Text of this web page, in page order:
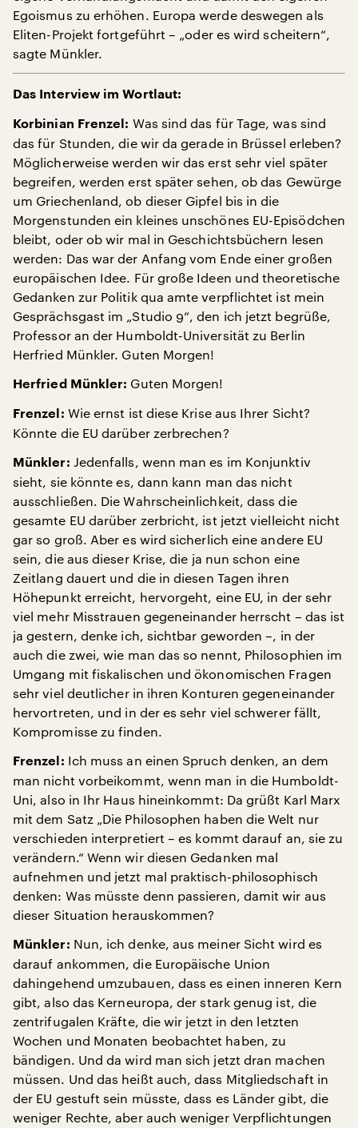
Egoismus zu erhöhen. Europa werde deswegen als
Eliten-Projekt fortgeführt – „oder es wird scheitern“,
sagte Münkler.
Das Interview im Wortlaut:
Korbinian Frenzel: Was sind das für Tage, was sind
das für Stunden, die wir da gerade in Brüssel erleben?
Möglicherweise werden wir das erst sehr viel später
begreifen, werden erst später sehen, ob das Gewürge
um Griechenland, ob dieser Gipfel bis in die
Morgenstunden ein kleines unschönes EU-Episödchen
bleibt, oder ob wir mal in Geschichtsbüchern lesen
werden: Das war der Anfang vom Ende einer großen
europäischen Idee. Für große Ideen und theoretische
Gedanken zur Politik qua amte verpflichtet ist mein
Gesprächsgast im „Studio 9“, den ich jetzt begrüße,
Professor an der Humboldt-Universität zu Berlin
Herfried Münkler. Guten Morgen!
Herfried Münkler: Guten Morgen!
Frenzel: Wie ernst ist diese Krise aus Ihrer Sicht?
Könnte die EU darüber zerbrechen?
Münkler: Jedenfalls, wenn man es im Konjunktiv
sieht, sie könnte es, dann kann man das nicht
ausschließen. Die Wahrscheinlichkeit, dass die
gesamte EU darüber zerbricht, ist jetzt vielleicht nicht
gar so groß. Aber es wird sicherlich eine andere EU
sein, die aus dieser Krise, die ja nun schon eine
Zeitlang dauert und die in diesen Tagen ihren
Höhepunkt erreicht, hervorgeht, eine EU, in der sehr
viel mehr Misstrauen gegeneinander herrscht – das ist
ja gestern, denke ich, sichtbar geworden –, in der
auch die zwei, wie man das so nennt, Philosophien im
Umgang mit fiskalischen und ökonomischen Fragen
sehr viel deutlicher in ihren Konturen gegeneinander
hervortreten, und in der es sehr viel schwerer fällt,
Kompromisse zu finden.
Frenzel: Ich muss an einen Spruch denken, an dem
man nicht vorbeikommt, wenn man in die Humboldt-
Uni, also in Ihr Haus hineinkommt: Da grüßt Karl Marx
mit dem Satz „Die Philosophen haben die Welt nur
verschieden interpretiert – es kommt darauf an, sie zu
verändern.“ Wenn wir diesen Gedanken mal
aufnehmen und jetzt mal praktisch-philosophisch
denken: Was müsste denn passieren, damit wir aus
dieser Situation herauskommen?
Münkler: Nun, ich denke, aus meiner Sicht wird es
darauf ankommen, die Europäische Union
dahingehend umzubauen, dass es einen inneren Kern
gibt, also das Kerneuropa, der stark genug ist, die
zentrifugalen Kräfte, die wir jetzt in den letzten
Wochen und Monaten beobachtet haben, zu
bändigen. Und da wird man sich jetzt dran machen
müssen. Und das heißt auch, dass Mitgliedschaft in
der EU gestuft sein müsste, dass es Länder gibt, die
weniger Rechte, aber auch weniger Verpflichtungen